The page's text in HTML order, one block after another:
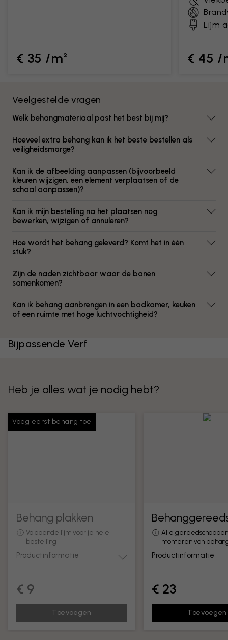
€ 35 /m²
Lijm
€ 45 /
Veelgestelde vragen
Welk behangmateriaal past het best bij mij?
Hoeveel extra behang kan ik het beste bestellen als
veiligheidsmarge?
Kan ik de afbeelding aanpassen (bijvoorbeeld
kleuren wijzigen, een element verplaatsen of de
schaal aanpassen)?
Kan ik mijn bestelling na het plaatsen nog
bewerken, wijzigen of annuleren?
Hoe wordt het behang geleverd? Komt het in één
stuk?
Zijn de naden zichtbaar waar de banen
samenkomen?
Kan ik behang aanbrengen in een badkamer, keuken
of een ruimte met hoge luchtvochtigheid?
Bijpassende Verf
Heb je alles wat je nodig hebt?
Voeg eerst behang toe
Behang plakken
Voldoende lijm voor je hele
bestelling
Productinformatie
€ 9
Toevoegen
Alle
monteren van
Productinformatie
€ 23
Toevoegen